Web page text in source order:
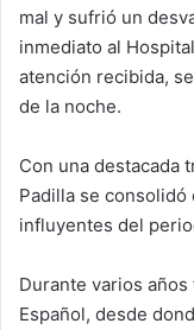
mal y sufrió un
inmediato al
atención recibida,
de la noche.
Con una destacada
Padilla se consolidó
influyentes del
Durante varios
Español, desde